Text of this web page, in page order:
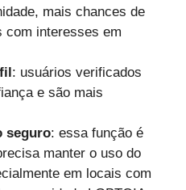
mais chances de
com interesses em
: usuários verificados
e são mais
seguro: essa função é
manter o uso do
em locais com